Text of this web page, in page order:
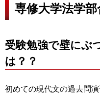
専修大学法学
受験勉強で壁にぶ
は？？
初めての現代文の過去問